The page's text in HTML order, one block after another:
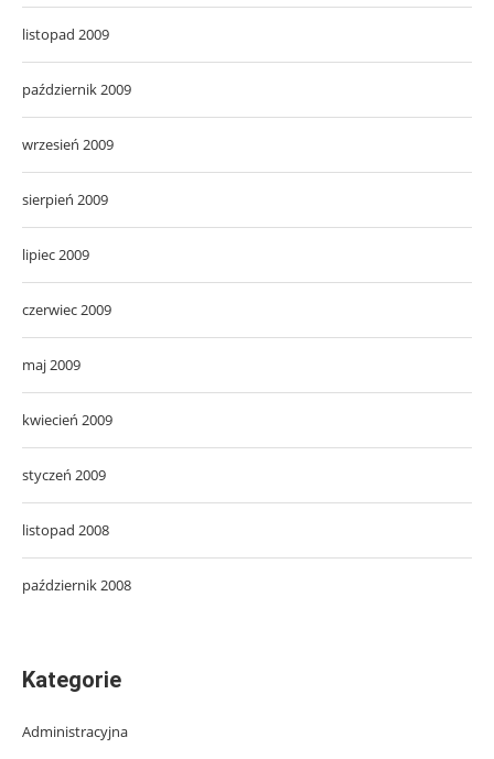
listopad 2009
październik 2009
wrzesień 2009
sierpień 2009
lipiec 2009
czerwiec 2009
maj 2009
kwiecień 2009
styczeń 2009
listopad 2008
październik 2008
Kategorie
Administracyjna